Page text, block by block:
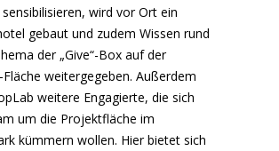
wird vor Ort ein
gebaut und zudem Wissen rund
der „Give“-Box auf der
weitergegeben. Außerdem
weitere Engagierte, die sich
um die Projektfläche im
kümmern wollen. Hier bietet sich